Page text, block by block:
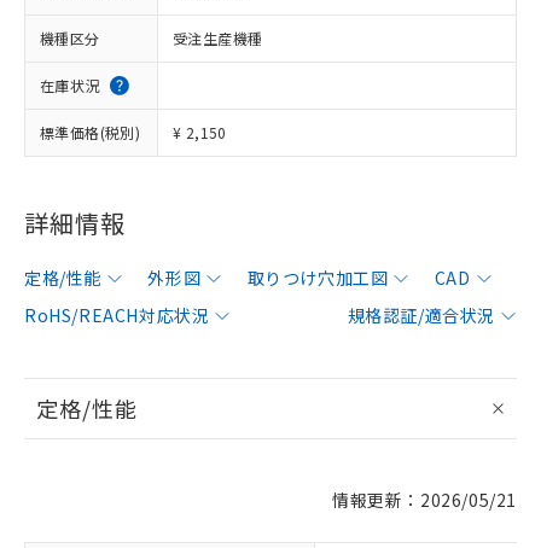
機種区分 受注生産機種
在庫状況
標準価格(税別) ¥ 2,150
詳細情報
定格/性能 外形図 取りつけ穴加工図
CAD
RoHS/REACH対応状況
規格認証/適合状況
定格/性能
情報更新：2026/05/21